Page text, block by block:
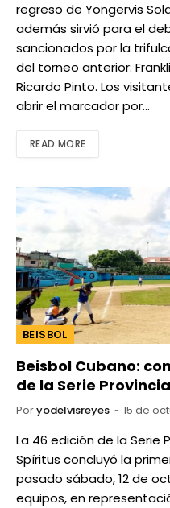
regreso de Yongervis
además sirvió para el
sancionados por la
del torneo anterior:
Ricardo Pinto. Los
abrir el marcador por…
READ MORE
BEISBOL
Beisbol Cubano:
de la Serie
Poryodelvisreyes 15 de
La 46 edición de la Serie
Spíritus concluyó la
pasado sábado, 12 de
equipos, en